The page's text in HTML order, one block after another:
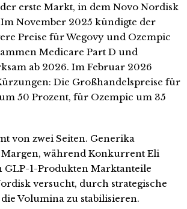
erste Markt, in dem Novo Nordisk
Im November 2025 kündigte der
Preise für Wegovy und Ozempic
Medicare Part D und
ab 2026. Im Februar 2026
Die Großhandelspreise für
50 Prozent, für Ozempic um 35
von zwei Seiten. Generika
während Konkurrent Eli
1-Produkten Marktanteile
versucht, durch strategische
Volumina zu stabilisieren.